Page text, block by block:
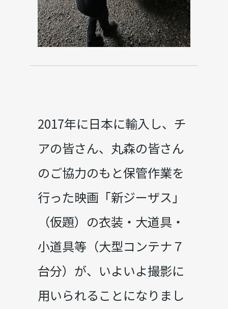
2017年に日本に輸入し、チ
アの皆さん、丸森の皆さん
のご協力のもと保管作業を
行った映画「新ジーザス」
（仮題）の衣装・大道具・
小道具等（大型コンテナ７
台分）が、いよいよ撮影に
用いられることになりまし